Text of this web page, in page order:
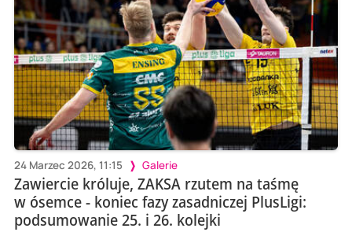
24 Marzec 2026, 11:15 Galerie
Zawiercie króluje, ZAKSA rzutem na taśmę
w ósemce - koniec fazy zasadniczej PlusLigi:
podsumowanie 25. i 26. kolejki